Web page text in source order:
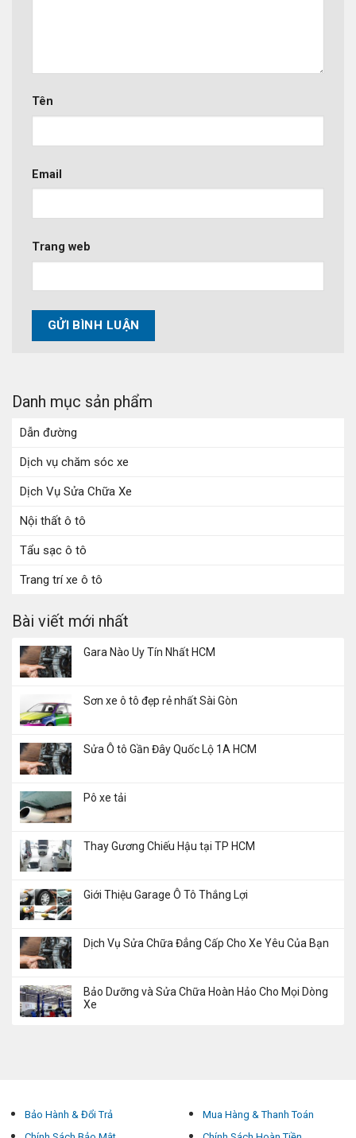
Danh mục sản phẩm
Dẫn đường
Dịch vụ chăm sóc xe
Dịch Vụ Sửa Chữa Xe
Nội thất ô tô
Tẩu sạc ô tô
Trang trí xe ô tô
Bài viết mới nhất
Gara Nào Uy Tín Nhất HCM
Sơn xe ô tô đẹp rẻ nhất Sài Gòn
Sửa Ô tô Gần Đây Quốc Lộ 1A HCM
Pô xe tải
Thay Gương Chiếu Hậu tại TP HCM
Giới Thiệu Garage Ô Tô Thắng Lợi
Dịch Vụ Sửa Chữa Đẳng Cấp Cho Xe Yêu Của Bạn
Bảo Dưỡng và Sửa Chữa Hoàn Hảo Cho Mọi Dòng
Xe
Tên
Email
Trang web
Bảo Hành & Đổi Trả
Mua Hàng & Thanh Toán